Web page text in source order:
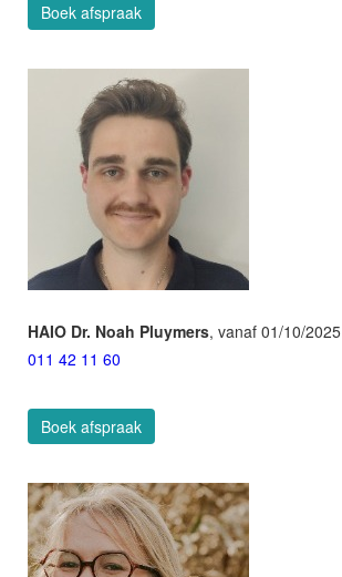
Boek afspraak
HAIO Dr. Noah Pluymers, vanaf 01/10/2025
011 42 11 60
Boek afspraak